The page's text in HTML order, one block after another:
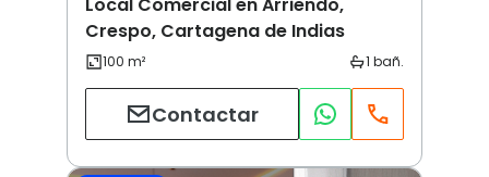
Local Comercial en Arriendo,
Crespo, Cartagena de Indias
Contactar